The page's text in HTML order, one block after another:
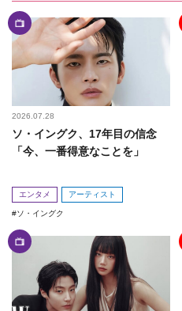
2026.07.28
ソ・イングク、17年目の信念
「今、一番得意なことを」
エンタメ アーティスト
ソ・イングク